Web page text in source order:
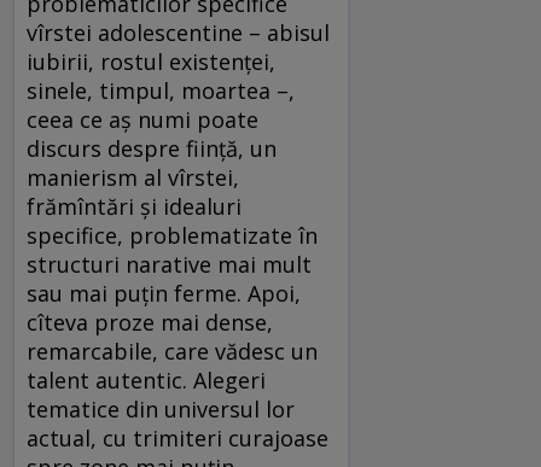
vîrstei adolescentine – abisul
iubirii, rostul existenței,
sinele, timpul, moartea –,
ceea ce aș numi poate
discurs despre ființă, un
manierism al vîrstei,
frămîntări și idealuri
specifice, problematizate în
structuri narative mai mult
sau mai puțin ferme. Apoi,
cîteva proze mai dense,
remarcabile, care vădesc un
talent autentic. Alegeri
tematice din universul lor
actual, cu trimiteri curajoase